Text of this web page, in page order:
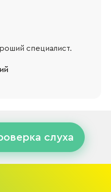
специалист.
слуха